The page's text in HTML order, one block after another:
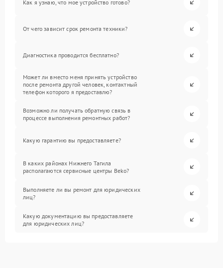
Как я узнаю, что мое устройство готово?
От чего зависит срок ремонта техники?
Диагностика проводится бесплатно?
Может ли вместо меня принять устройство
после ремонта другой человек, контактный
телефон которого я предоставлю?
Возможно ли получать обратную связь в
процессе выполнения ремонтных работ?
Какую гарантию вы предоставляете?
В каких районах Нижнего Тагила
располагаются сервисные центры Beko?
Выполняете ли вы ремонт для юридических
лиц?
Какую документацию вы предоставляете
для юридических лиц?